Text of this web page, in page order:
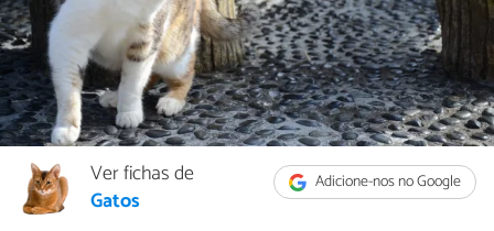
Adicione-nos no Google
Ver fichas de
Gatos